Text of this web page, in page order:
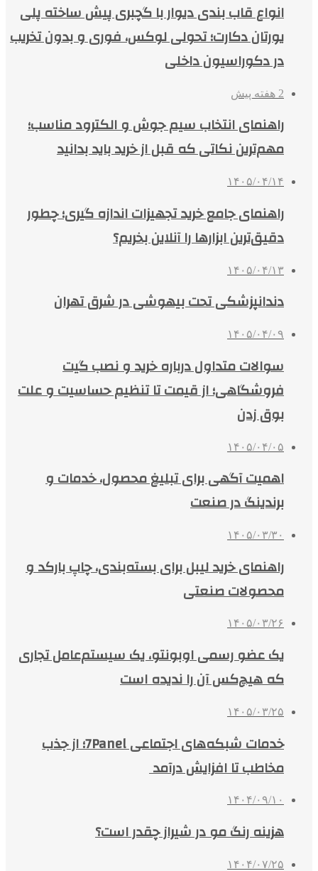
انواع قاب بندی دیوار با گچبری پیش ساخته پلی
یورتان دکارت؛ تحولی لوکس، فوری و بدون تخریب
در دکوراسیون داخلی
2 هفته پیش
راهنمای انتخاب سیم جوش و الکترود مناسب؛
مهم‌ترین نکاتی که قبل از خرید باید بدانید
۱۴۰۵/۰۴/۱۴
راهنمای جامع خرید تجهیزات اندازه گیری؛ چطور
دقیق‌ترین ابزارها را آنلاین بخریم؟
۱۴۰۵/۰۴/۱۳
دندانپزشکی تحت بیهوشی در شرق تهران
۱۴۰۵/۰۴/۰۹
سوالات متداول درباره خرید و نصب گیت
فروشگاهی؛ از قیمت تا تنظیم حساسیت و علت
بوق زدن
۱۴۰۵/۰۴/۰۵
اهمیت آگهی برای تبلیغ محصول، خدمات و
برندینگ در صنعت
۱۴۰۵/۰۳/۳۰
راهنمای خرید لیبل برای بسته‌بندی، چاپ بارکد و
محصولات صنعتی
۱۴۰۵/۰۳/۲۶
یک عضو رسمی اوبونتو، یک سیستم‌عامل تجاری
که هیچ‌کس آن را ندیده است
۱۴۰۵/۰۳/۲۵
خدمات شبکه‌های اجتماعی 7Panel؛ از جذب
مخاطب تا افزایش درآمد
۱۴۰۴/۰۹/۱۰
هزینه رنگ مو در شیراز چقدر است؟
۱۴۰۴/۰۷/۲۵